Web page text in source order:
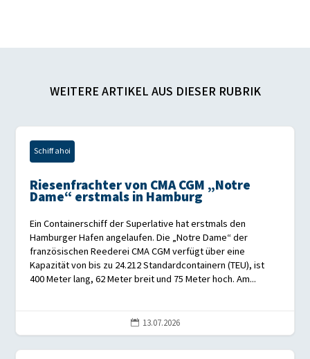
WEITERE ARTIKEL AUS DIESER RUBRIK
Schiff ahoi
Riesenfrachter von CMA CGM „Notre
Dame“ erstmals in Hamburg
Ein Containerschiff der Superlative hat erstmals den
Hamburger Hafen angelaufen. Die „Notre Dame“ der
französischen Reederei CMA CGM verfügt über eine
Kapazität von bis zu 24.212 Standardcontainern (TEU), ist
400 Meter lang, 62 Meter breit und 75 Meter hoch. Am...
 13.07.2026